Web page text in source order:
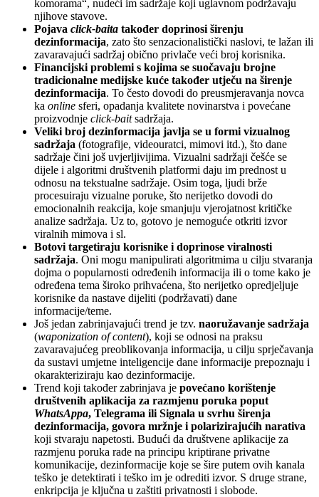
komorama“, nudeći im sadržaje koji uglavnom podržavaju
njihove stavove.
Pojava click-baita također doprinosi širenju
dezinformacija, zato što senzacionalistički naslovi, te lažan ili
zavaravajući sadržaj obično privlače veći broj korisnika.
Financijski problemi s kojima se suočavaju brojne
tradicionalne medijske kuće također utječu na širenje
dezinformacija. To često dovodi do preusmjeravanja novca
ka online sferi, opadanja kvalitete novinarstva i povećane
proizvodnje click-baitsadržaja.
Veliki broj dezinformacija javlja se u formi vizualnog
sadržaja (fotografije, videouratci, mimovi itd.), što dane
sadržaje čini još uvjerljivijima. Vizualni sadržaji češće se
dijele i algoritmi društvenih platformi daju im prednost u
odnosu na tekstualne sadržaje. Osim toga, ljudi brže
procesuiraju vizualne poruke, što nerijetko dovodi do
emocionalnih reakcija, koje smanjuju vjerojatnost kritičke
analize sadržaja. Uz to, gotovo je nemoguće otkriti izvor
viralnih mimova i sl.
Botovi targetiraju korisnike i doprinose viralnosti
sadržaja. Oni mogu manipulirati algoritmima u cilju stvaranja
dojma o popularnosti određenih informacija ili o tome kako je
određena tema široko prihvaćena, što nerijetko opredjeljuje
korisnike da nastave dijeliti (podržavati) dane
informacije/teme.
Još jedan zabrinjavajući trend je tzv. naoružavanje sadržaja
(waponization of content), koji se odnosi na praksu
zavaravajućeg preoblikovanja informacija, u cilju sprječavanja
da sustavi umjetne inteligencije dane informacije prepoznaju i
okarakteriziraju kao dezinformacije.
Trend koji također zabrinjava je povećano korištenje
društvenih aplikacija za razmjenu poruka poput
WhatsAppa, Telegrama ili Signala u svrhu širenja
dezinformacija, govora mržnje i polarizirajućih narativa
koji stvaraju napetosti. Budući da društvene aplikacije za
razmjenu poruka rade na principu kriptirane privatne
komunikacije, dezinformacije koje se šire putem ovih kanala
teško je detektirati i teško im je odrediti izvor. S druge strane,
enkripcija je ključna u zaštiti privatnosti i slobode.